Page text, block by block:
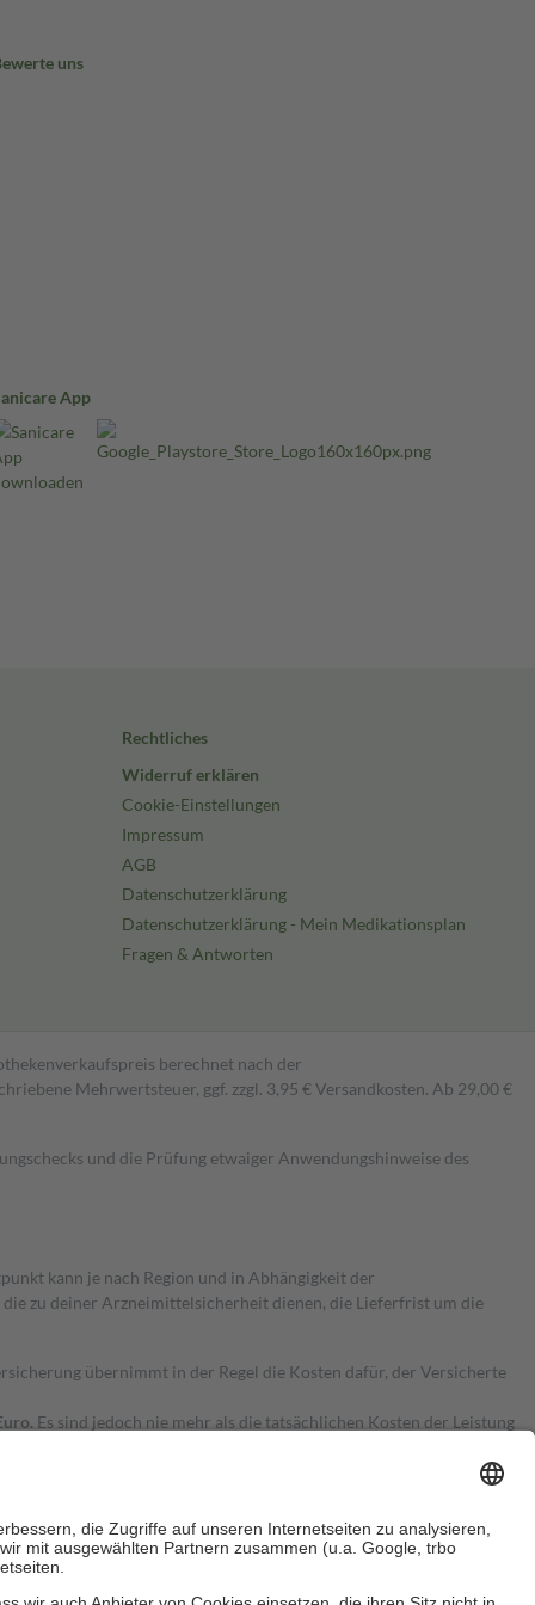
uns
App
Rechtliches
Widerruf erklären
Cookie-Einstellungen
Impressum
AGB
Datenschutzerklärung
Datenschutzerklärung - Mein Medikationsplan
Fragen & Antworten
berechnet nach der
Mehrwertsteuer, ggf. zzgl. 3,95 € Versandkosten. Ab 29,00 €
und die Prüfung etwaiger Anwendungshinweise des
kann je nach Region und in Abhängigkeit der
zu deiner Arzneimittelsicherheit dienen, die Lieferfrist um die
übernimmt in der Regel die Kosten dafür, der Versicherte
Es sind jedoch nie mehr als die tatsächlichen Kosten der Leistung
Zuzahlungen an bei: